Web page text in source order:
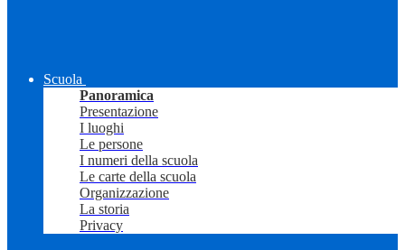
Scuola
Panoramica
Presentazione
I luoghi
Le persone
I numeri della scuola
Le carte della scuola
Organizzazione
La storia
Privacy